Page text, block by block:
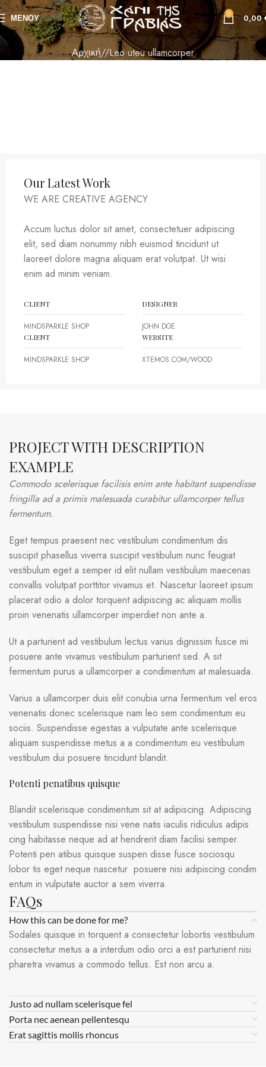
ΜΕΝΟΥ 0 0,00
Αρχική Leo uteu ullamcorper
Our Latest Work
WE ARE CREATIVE AGENCY
Accum luctus dolor sit amet, consectetuer adipiscing
elit, sed diam nonummy nibh euismod tincidunt ut
laoreet dolore magna aliquam erat volutpat. Ut wisi
enim ad minim veniam.
CLIENT
MINDSPARKLE SHOP
DESIGNER
JOHN DOE
CLIENT
MINDSPARKLE SHOP
WEBSITE
XTEMOS.COM/WOOD
PROJECT WITH DESCRIPTION
EXAMPLE
Commodo scelerisque facilisis enim ante habitant suspendisse
fringilla ad a primis malesuada curabitur ullamcorper tellus
fermentum.
Eget tempus praesent nec vestibulum condimentum dis
suscipit phasellus viverra suscipit vestibulum nunc feugiat
vestibulum eget a semper id elit nullam vestibulum maecenas
convallis volutpat porttitor vivamus et. Nascetur laoreet ipsum
placerat odio a dolor torquent adipiscing ac aliquam mollis
proin venenatis ullamcorper imperdiet non ante a.
Ut a parturient ad vestibulum lectus varius dignissim fusce mi
posuere ante vivamus vestibulum parturient sed. A sit
fermentum purus a ullamcorper a condimentum at malesuada.
Varius a ullamcorper duis elit conubia urna fermentum vel eros
venenatis donec scelerisque nam leo sem condimentum eu
sociis. Suspendisse egestas a vulputate ante scelerisque
aliquam suspendisse metus a a condimentum eu vestibulum
vestibulum dui posuere tincidunt blandit.
Potenti penatibus quisque
Blandit scelerisque condimentum sit at adipiscing. Adipiscing
vestibulum suspendisse nisi vene natis iaculis ridiculus adipis
cing habitasse neque ad at hendrerit diam facilisi semper.
Potenti pen atibus quisque suspen disse fusce sociosqu
lobor tis eget neque nascetur posuere nisi adipiscing condim
entum in vulputate auctor a sem viverra.
FAQs
How this can be done for me?
Sodales quisque in torquent a consectetur lobortis vestibulum
consectetur metus a a interdum odio orci a est parturient nisi
pharetra vivamus a commodo tellus. Est non arcu a.
Justo ad nullam scelerisque fel
Porta nec aenean pellentesqu
Erat sagittis mollis rhoncus